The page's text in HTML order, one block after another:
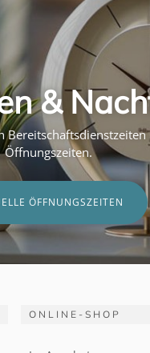
&
Öffnungszeiten.
ÖFFNUNGSZEITEN
ONLINE-SHOP